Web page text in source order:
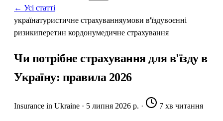
← Усі статті
українатуристичне страхуванняумови в'їздувоєнні
ризикиперетин кордонумедичне страхування
Чи потрібне страхування для в'їзду в
Україну: правила 2026
Insurance in Ukraine · 5 липня 2026 р. · 7 хв читання